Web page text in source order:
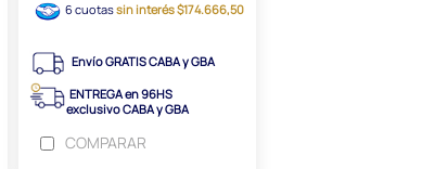
6 cuotassin interés $174.666,50
Envío GRATIS CABA y GBA
ENTREGA en 96HS
exclusivo CABA y GBA
COMPARAR